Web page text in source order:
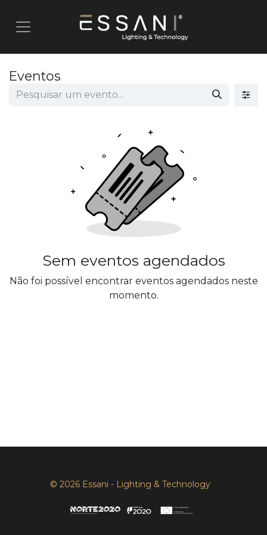
Eventos
Sem eventos agendados
Não foi possível encontrar eventos agendados neste
momento.
© 2026 Essani - Lighting & Technology